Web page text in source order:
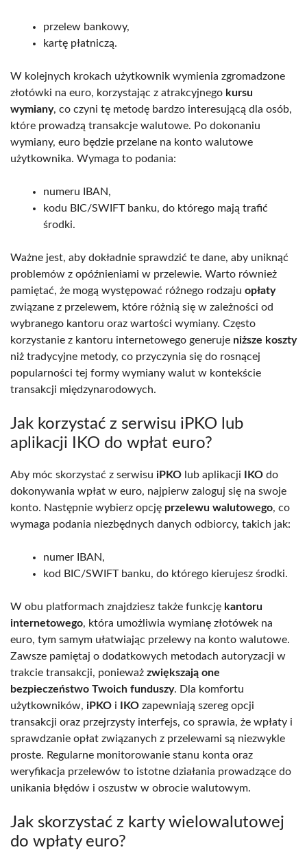
przelew bankowy,
kartę płatniczą.
W kolejnych krokach użytkownik wymienia zgromadzone
złotówki na euro, korzystając z atrakcyjnego kursu
wymiany, co czyni tę metodę bardzo interesującą dla osób,
które prowadzą transakcje walutowe. Po dokonaniu
wymiany, euro będzie przelane na konto walutowe
użytkownika. Wymaga to podania:
numeru IBAN,
kodu BIC/SWIFT banku, do którego mają trafić
środki.
Ważne jest, aby dokładnie sprawdzić te dane, aby uniknąć
problemów z opóźnieniami w przelewie. Warto również
pamiętać, że mogą występować różnego rodzaju opłaty
związane z przelewem, które różnią się w zależności od
wybranego kantoru oraz wartości wymiany. Często
korzystanie z kantoru internetowego generuje niższe koszty
niż tradycyjne metody, co przyczynia się do rosnącej
popularności tej formy wymiany walut w kontekście
transakcji międzynarodowych.
Jak korzystać z serwisu iPKO lub
aplikacji IKO do wpłat euro?
Aby móc skorzystać z serwisu iPKO lub aplikacji IKO do
dokonywania wpłat w euro, najpierw zaloguj się na swoje
konto. Następnie wybierz opcję przelewu walutowego, co
wymaga podania niezbędnych danych odbiorcy, takich jak:
numer IBAN,
kod BIC/SWIFT banku, do którego kierujesz środki.
W obu platformach znajdziesz także funkcję kantoru
internetowego, która umożliwia wymianę złotówek na
euro, tym samym ułatwiając przelewy na konto walutowe.
Zawsze pamiętaj o dodatkowych metodach autoryzacji w
trakcie transakcji, ponieważ zwiększają one
bezpieczeństwo Twoich funduszy. Dla komfortu
użytkowników, iPKO i IKO zapewniają szereg opcji
transakcji oraz przejrzysty interfejs, co sprawia, że wpłaty i
sprawdzanie opłat związanych z przelewami są niezwykle
proste. Regularne monitorowanie stanu konta oraz
weryfikacja przelewów to istotne działania prowadzące do
unikania błędów i oszustw w obrocie walutowym.
Jak skorzystać z karty wielowalutowej
do wpłaty euro?